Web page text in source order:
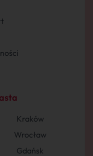
Kraków
Wrocław
Gdańsk